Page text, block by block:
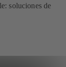
soluciones de